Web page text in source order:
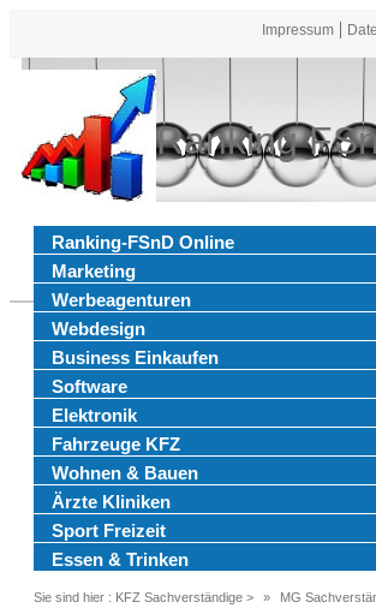
Impressum
Ranking
Ranking-FSnD Online
Marketing
Werbeagenturen
Webdesign
Business Einkaufen
Software
Elektronik
Fahrzeuge KFZ
Wohnen & Bauen
Ärzte Kliniken
Sport Freizeit
Essen & Trinken
Sie sind hier : KFZ Sachverständige > MG